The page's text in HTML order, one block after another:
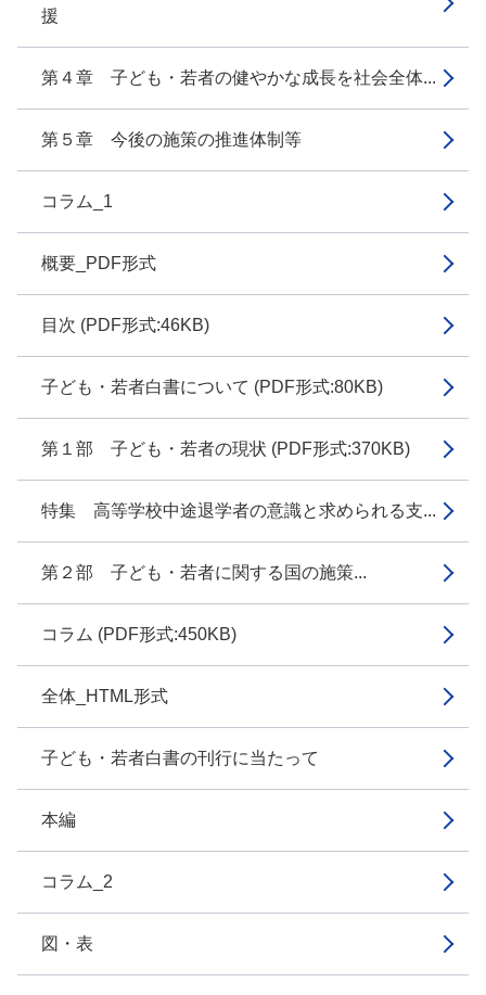
援
第４章 子ども・若者の健やかな成長を社会全体...
第５章 今後の施策の推進体制等
コラム_1
概要_PDF形式
目次 (PDF形式:46KB)
子ども・若者白書について (PDF形式:80KB)
第１部 子ども・若者の現状 (PDF形式:370KB)
特集 高等学校中途退学者の意識と求められる支...
第２部 子ども・若者に関する国の施策...
コラム (PDF形式:450KB)
全体_HTML形式
子ども・若者白書の刊行に当たって
本編
コラム_2
図・表